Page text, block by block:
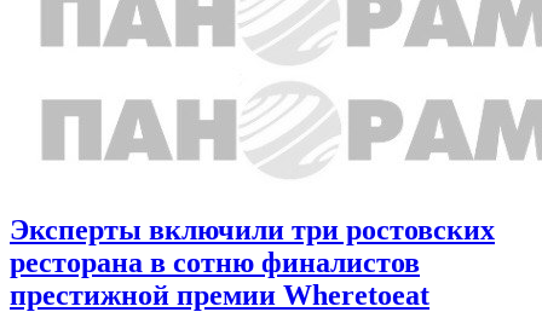
Эксперты включили три ростовских
ресторана в сотню финалистов
престижной премии Wheretoeat